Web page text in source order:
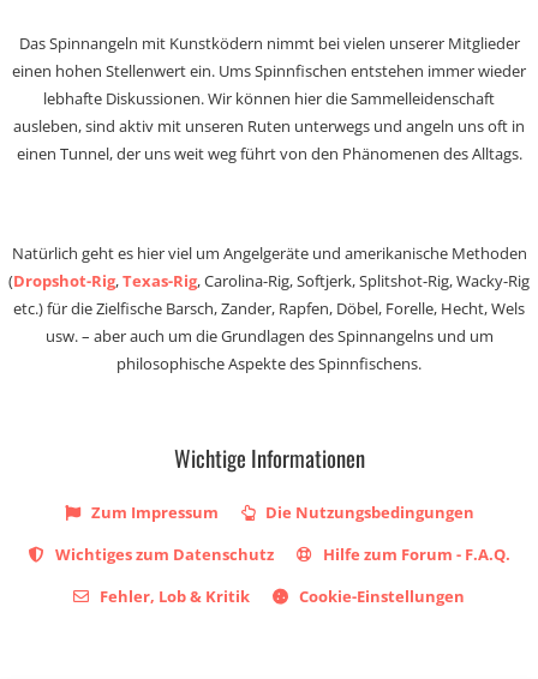
Das Spinnangeln mit Kunstködern nimmt bei vielen unserer Mitglieder
einen hohen Stellenwert ein. Ums Spinnfischen entstehen immer wieder
lebhafte Diskussionen. Wir können hier die Sammelleidenschaft
ausleben, sind aktiv mit unseren Ruten unterwegs und angeln uns oft in
einen Tunnel, der uns weit weg führt von den Phänomenen des Alltags.
Natürlich geht es hier viel um Angelgeräte und amerikanische Methoden
(Dropshot-Rig,Texas-Rig, Carolina-Rig, Softjerk, Splitshot-Rig, Wacky-Rig
etc.) für die Zielfische Barsch, Zander, Rapfen, Döbel, Forelle, Hecht, Wels
usw. – aber auch um die Grundlagen des Spinnangelns und um
philosophische Aspekte des Spinnfischens.
Wichtige Informationen
Zum Impressum
Die Nutzungsbedingungen
Wichtiges zum Datenschutz
Hilfe zum Forum - F.A.Q.
Fehler, Lob & Kritik
Cookie-Einstellungen